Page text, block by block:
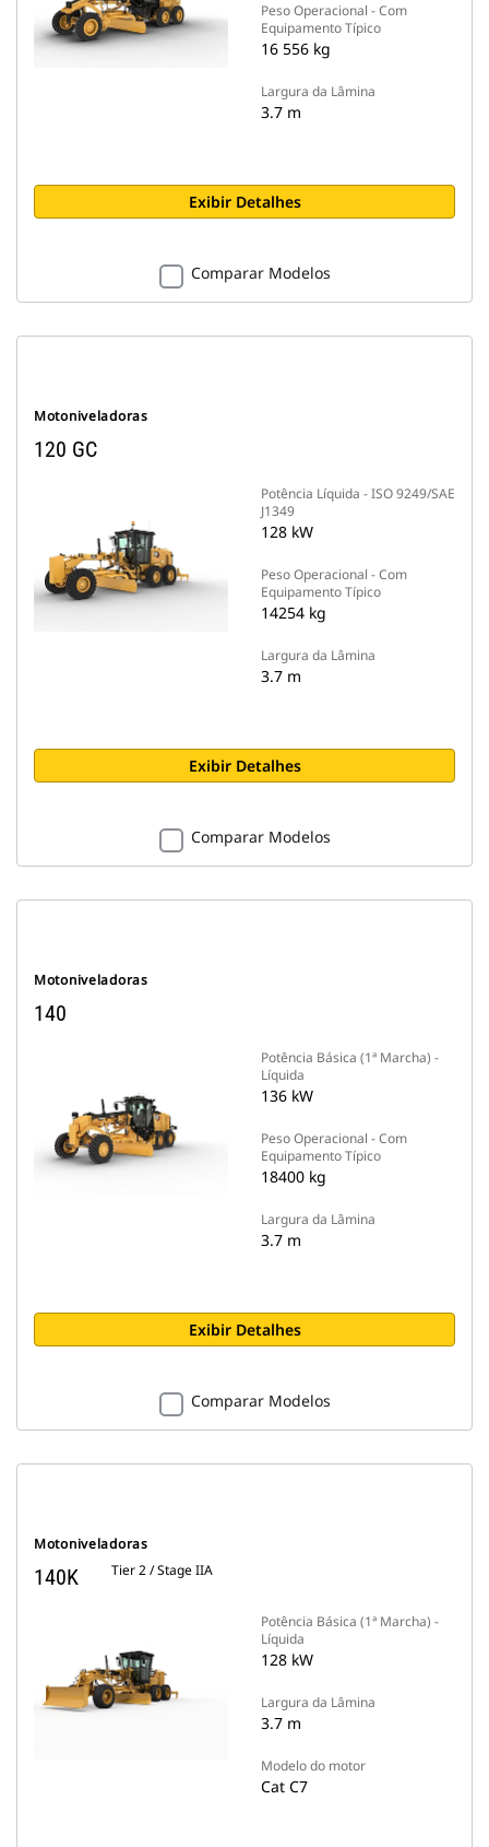
Peso Operacional - Com
Equipamento Típico
16 556 kg
Largura da Lâmina
3.7 m
Exibir Detalhes
Comparar Modelos
Motoniveladoras
120 GC
Potência Líquida - ISO 9249/SAE
J1349
128 kW
Peso Operacional - Com
Equipamento Típico
14254 kg
Largura da Lâmina
3.7 m
Exibir Detalhes
Comparar Modelos
Motoniveladoras
140
Potência Básica (1ª Marcha) -
Líquida
136 kW
Peso Operacional - Com
Equipamento Típico
18400 kg
Largura da Lâmina
3.7 m
Exibir Detalhes
Comparar Modelos
Motoniveladoras
140K Tier 2 / Stage IIA
Potência Básica (1ª Marcha) -
Líquida
128 kW
Largura da Lâmina
3.7 m
Modelo do motor
Cat C7